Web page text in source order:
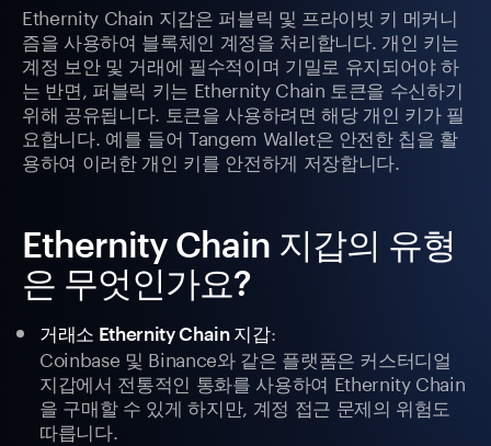
Ethernity Chain 지갑은 퍼블릭 및 프라이빗 키 메커니
즘을 사용하여 블록체인 계정을 처리합니다. 개인 키는
계정 보안 및 거래에 필수적이며 기밀로 유지되어야 하
는 반면, 퍼블릭 키는 Ethernity Chain 토큰을 수신하기
위해 공유됩니다. 토큰을 사용하려면 해당 개인 키가 필
요합니다. 예를 들어 Tangem Wallet은 안전한 칩을 활
용하여 이러한 개인 키를 안전하게 저장합니다.
Ethernity Chain 지갑의 유형
은 무엇인가요?
거래소 Ethernity Chain 지갑:
Coinbase 및 Binance와 같은 플랫폼은 커스터디얼
지갑에서 전통적인 통화를 사용하여 Ethernity Chain
을 구매할 수 있게 하지만, 계정 접근 문제의 위험도
따릅니다.